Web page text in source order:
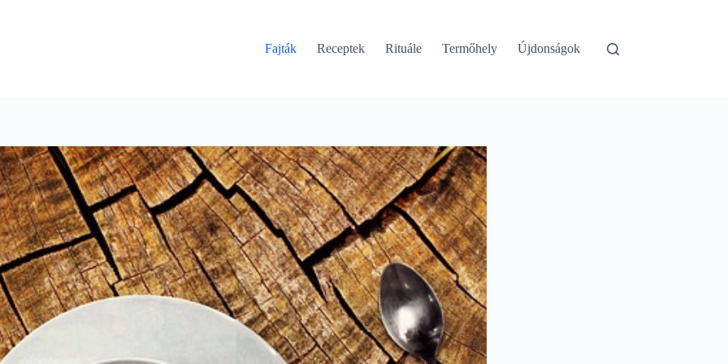
Fajták Receptek Rituále Termőhely Újdonságok